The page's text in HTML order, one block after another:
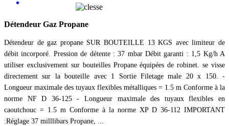
Détendeur Gaz Propane
Détendeur de gaz propane SUR BOUTEILLE 13 KGS avec limiteur de
débit incorporé. Pression de détente : 37 mbar Débit garanti : 1,5 Kg/h A
utiliser exclusivement sur bouteilles Propane équipées de robinet. se visse
directement sur la bouteille avec 1 Sortie Filetage male 20 x 150. -
Longueur maximale des tuyaux flexibles métalliques = 1.5 m Conforme à la
norme NF D 36-125 - Longueur maximale des tuyaux flexibles en
caoutchouc = 1.5 m Conforme à la norme XP D 36-112 IMPORTANT
:Réglage 37 milllibars Propane, ...